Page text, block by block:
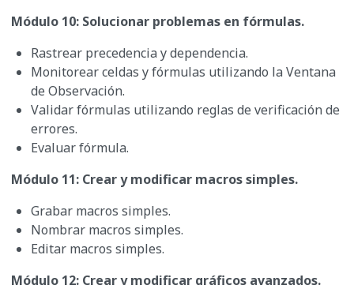
Módulo 10: Solucionar problemas en fórmulas.
Rastrear precedencia y dependencia.
Monitorear celdas y fórmulas utilizando la Ventana
de Observación.
Validar fórmulas utilizando reglas de verificación de
errores.
Evaluar fórmula.
Módulo 11: Crear y modificar macros simples.
Grabar macros simples.
Nombrar macros simples.
Editar macros simples.
Módulo 12: Crear y modificar gráficos avanzados.